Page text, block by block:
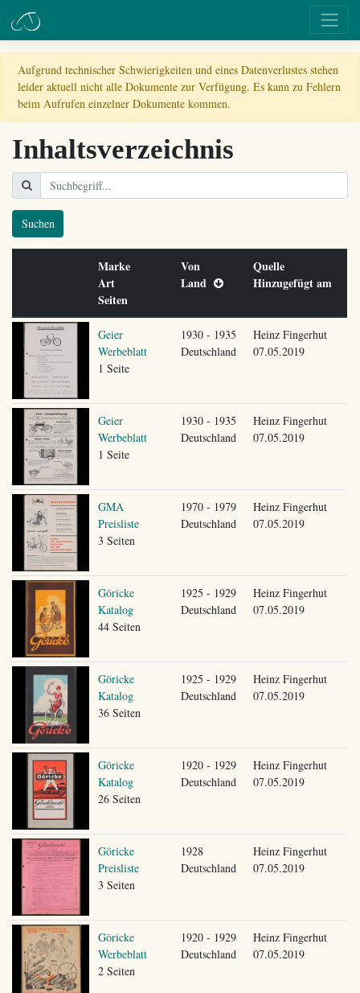
Aufgrund technischer Schwierigkeiten und eines Datenverlustes stehen
leider aktuell nicht alle Dokumente zur Verfügung. Es kann zu Fehlern
beim Aufrufen einzelner Dokumente kommen.
Inhaltsverzeichnis
Suchen
Marke
Art
Seiten
Von
Land
Quelle
Hinzugefügt am
Geier
Werbeblatt
1 Seite
1930 - 1935
Deutschland
Heinz Fingerhut
07.05.2019
Geier
Werbeblatt
1 Seite
1930 - 1935
Deutschland
Heinz Fingerhut
07.05.2019
GMA
Preisliste
3 Seiten
1970 - 1979
Deutschland
Heinz Fingerhut
07.05.2019
Göricke
Katalog
44 Seiten
1925 - 1929
Deutschland
Heinz Fingerhut
07.05.2019
Göricke
Katalog
36 Seiten
1925 - 1929
Deutschland
Heinz Fingerhut
07.05.2019
Göricke
Katalog
26 Seiten
1920 - 1929
Deutschland
Heinz Fingerhut
07.05.2019
Göricke
Preisliste
3 Seiten
1928
Deutschland
Heinz Fingerhut
07.05.2019
Göricke
Werbeblatt
2 Seiten
1920 - 1929
Deutschland
Heinz Fingerhut
07.05.2019